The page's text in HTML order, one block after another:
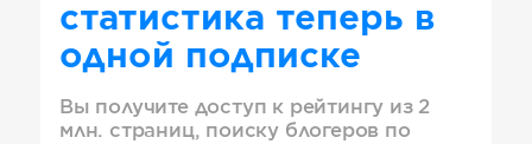
статистика теперь в
одной подписке
Вы получите доступ к рейтингу из 2
млн. страниц, поиску блогеров по